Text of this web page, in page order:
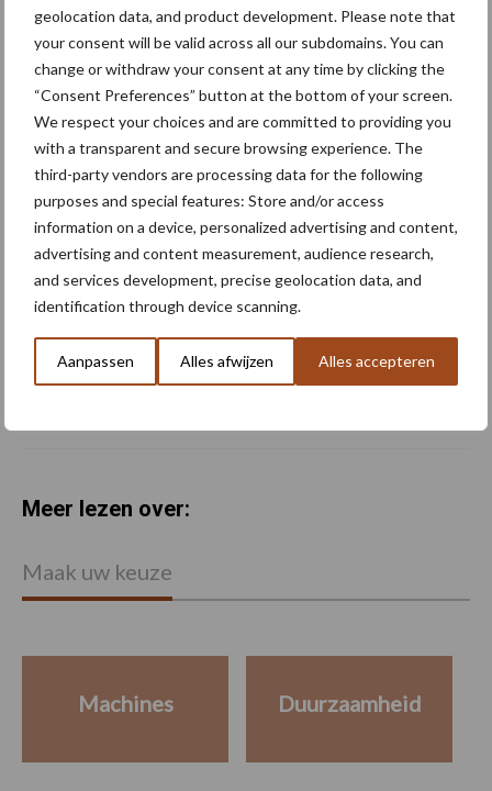
geolocation data, and product development. Please note that
your consent will be valid across all our subdomains. You can
change or withdraw your consent at any time by clicking the
“Consent Preferences” button at the bottom of your screen.
We respect your choices and are committed to providing you
with a transparent and secure browsing experience. The
third-party vendors are processing data for the following
purposes and special features: Store and/or access
information on a device, personalized advertising and content,
advertising and content measurement, audience research,
and services development, precise geolocation data, and
identification through device scanning.
Aanpassen Alles afwijzen Alles accepteren
Claas komt met drie nieuwe
Axion 8 Cmatic-modellen
tot 313 pk
Fendt viert 50.000e Fendt
gelimiteerd jubileummodel
Juiste bandenspanning
levert meetbare
brandstofbesparing op bij
Meer lezen over:
Maak uw keuze
Machines Duurzaamheid